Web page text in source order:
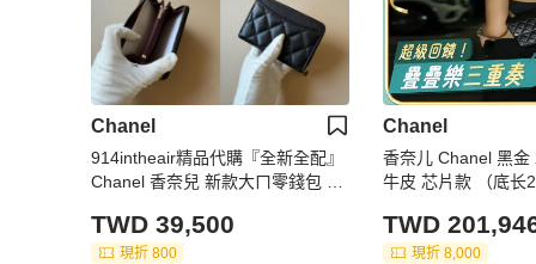
Chanel
914intheair精品代購『全新全配』
Chanel 香奈兒 新款大ㄇ零錢包 黑
TWD 39,500
現折 800
Chanel
香奈儿 Chanel 黑金 2.55 小号油腊
牛皮 芯片款 （底长
TWD
現折 8,000